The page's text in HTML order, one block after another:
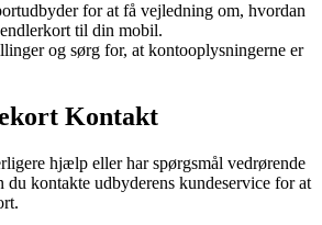
for at få vejledning om, hvordan
til din mobil.
og sørg for, at kontooplysningerne er
Kontakt
hjælp eller har spørgsmål vedrørende
kontakte udbyderens kundeservice for at